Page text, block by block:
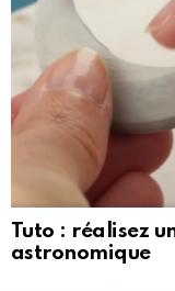
Tuto : réalisez
astronomique